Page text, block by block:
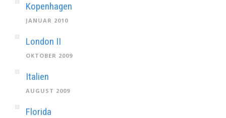
Kopenhagen
JANUAR 2010
London II
OKTOBER 2009
Italien
AUGUST 2009
Florida